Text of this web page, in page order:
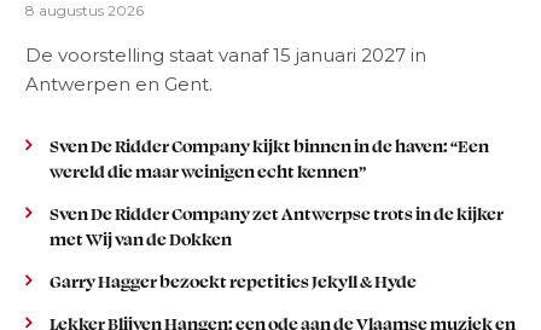
8 augustus 2026
De voorstelling staat vanaf 15 januari 2027 in
Antwerpen en Gent.
Sven De Ridder Company kijkt binnen in de haven: “Een
wereld die maar weinigen echt kennen”
Sven De Ridder Company zet Antwerpse trots in de kijker
met Wij van de Dokken
Garry Hagger bezoekt repetities Jekyll & Hyde
Lekker Blijven Hangen: een ode aan de Vlaamse muziek en